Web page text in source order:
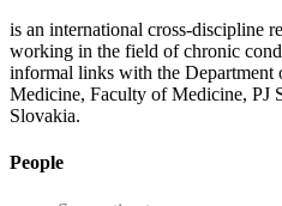
is an international cross-discipline
working in the field of chronic
informal links with the Department
Medicine, Faculty of Medicine, PJ
Slovakia.
People